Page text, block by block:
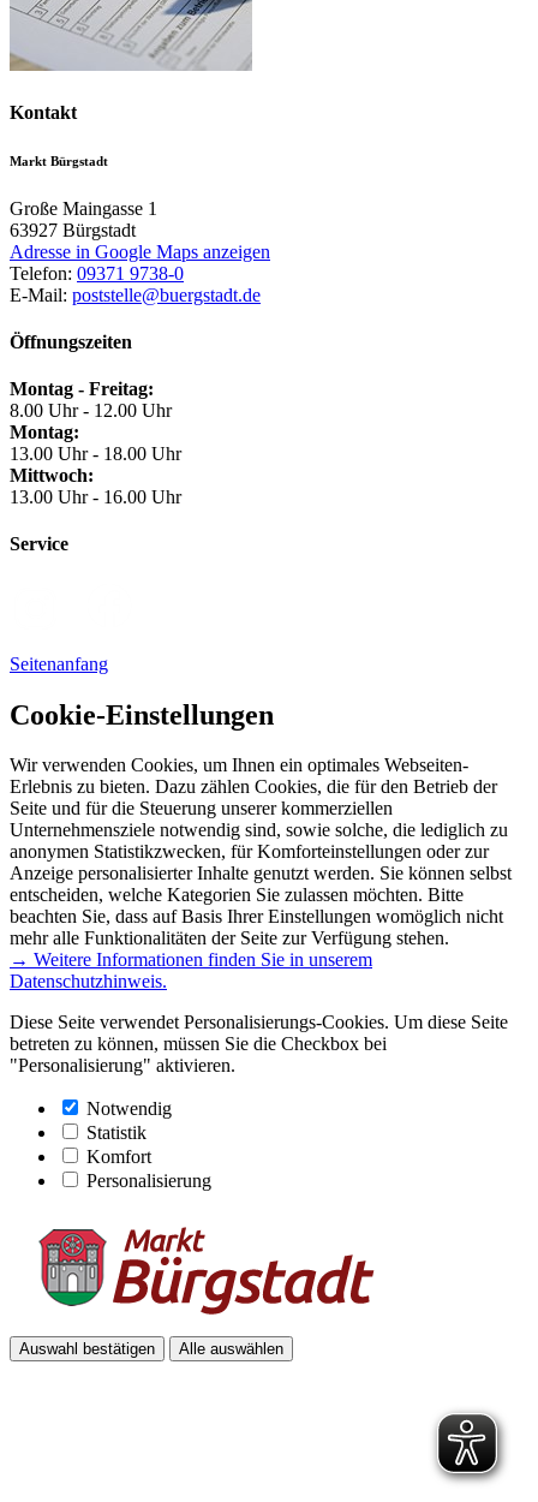
Kontakt
Markt Bürgstadt
Große Maingasse 1
63927 Bürgstadt
Adresse in Google Maps anzeigen
Telefon: 09371 9738-0
E-Mail: poststelle@buergstadt.de
Öffnungszeiten
Montag - Freitag:
8.00 Uhr - 12.00 Uhr
Montag:
13.00 Uhr - 18.00 Uhr
Mittwoch:
13.00 Uhr - 16.00 Uhr
Service
Seitenanfang
Cookie-Einstellungen
Wir verwenden Cookies, um Ihnen ein optimales Webseiten-
Erlebnis zu bieten. Dazu zählen Cookies, die für den Betrieb der
Seite und für die Steuerung unserer kommerziellen
Unternehmensziele notwendig sind, sowie solche, die lediglich zu
anonymen Statistikzwecken, für Komforteinstellungen oder zur
Anzeige personalisierter Inhalte genutzt werden. Sie können selbst
entscheiden, welche Kategorien Sie zulassen möchten. Bitte
beachten Sie, dass auf Basis Ihrer Einstellungen womöglich nicht
mehr alle Funktionalitäten der Seite zur Verfügung stehen.
→ Weitere Informationen finden Sie in unserem
Datenschutzhinweis.
Diese Seite verwendet Personalisierungs-Cookies. Um diese Seite
betreten zu können, müssen Sie die Checkbox bei
"Personalisierung" aktivieren.
Notwendig
Statistik
Komfort
Personalisierung
Auswahl bestätigen Alle auswählen